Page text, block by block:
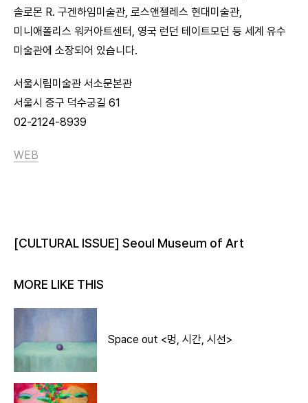
솔로몬 R. 구겐하임미술관, 로스앤젤레스 현대미술관,
미니애폴리스 워커아트센터, 영국 런던 테이트모던 등 세계 유수
미술관에 소장되어 있습니다.
서울시립미술관 서소문본관
서울시 중구 덕수궁길 61
02-2124-8939
WEB
[CULTURAL ISSUE] Seoul Museum of Art
MORE LIKE THIS
Space out <멍, 시간, 시선>